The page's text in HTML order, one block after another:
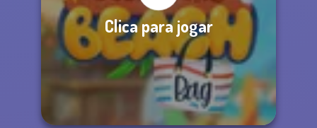
Clica para jogar